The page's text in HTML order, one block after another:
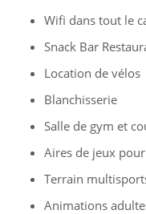
Wifi dans tout le
Snack Bar
Location de vélos
Blanchisserie
Salle de gym et
Aires de jeux
Terrain
Animations